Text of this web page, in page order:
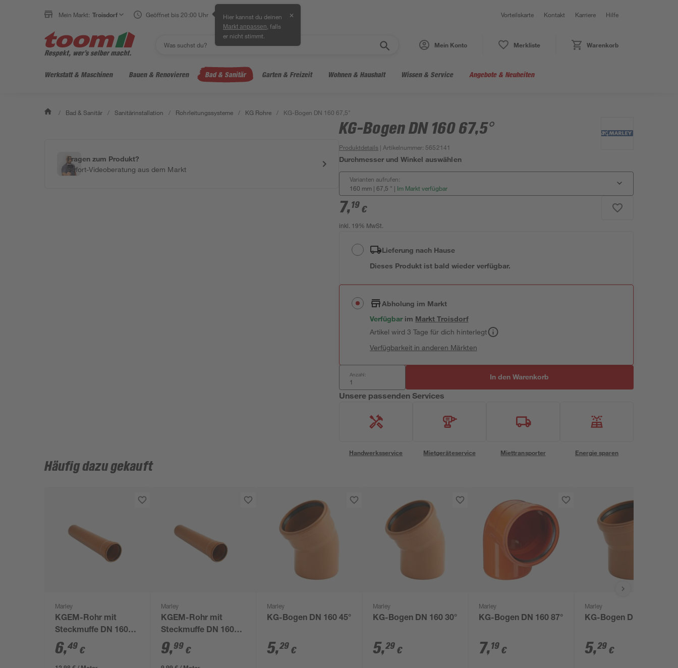
Mein Markt: Troisdorf Geöffnet bis 20:00 Uhr Hier kannst du deinen
Markt anpassen , falls
er nicht stimmt.
✕ Vorteilskarte Kontakt Karriere Hilfe
Mein Konto Merkliste Warenkorb
Werkstatt & Maschinen Bauen & Renovieren Bad & Sanitär Garten & Freizeit Wohnen & Haushalt Wissen & Service Angebote & Neuheiten
/ Bad & Sanitär / Sanitärinstallation / Rohrleitungssysteme / KG Rohre / KG-Bogen DN 160 67,5°
Fragen zum Produkt?
Sofort-Videoberatung aus dem Markt
KG-Bogen DN 160 67,5°
Produktdetails | Artikelnummer: 5652141
Durchmesser und Winkel auswählen
Varianten aufrufen:
160 mm | 67,5 ° | Im Markt verfügbar
7,19 €
inkl. 19% MwSt.
Lieferung nach Hause
Dieses Produkt ist bald wieder verfügbar.
Abholung im Markt
Verfügbar im MarktTroisdorf
Artikel wird 3 Tage für dich hinterlegt
Verfügbarkeit in anderen Märkten
Anzahl: In den Warenkorb
Unsere passenden Services
Handwerksservice Mietgeräteservice Miettransporter Energie sparen
Häufig dazu gekauft
Marley
KGEM-Rohr mit
Steckmuffe DN 160
Länge 50 cm
6,49 €
Marley
KGEM-Rohr mit
Steckmuffe DN 160
Länge 100 cm
9,99 €
Marley
KG-Bogen DN 160 45°
5,29 €
Marley
KG-Bogen DN 160 30°
5,29 €
Marley
KG-Bogen DN 160 87°
7,19 €
Marley
KG-Bogen DN 160 15°
5,29 €